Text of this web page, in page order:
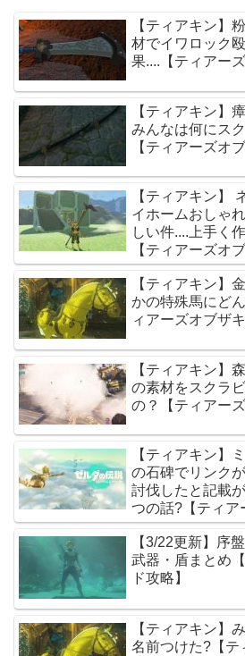
【ティアキン】
材でイワロック
果....【ティアー
【ティアキン】
みんなは何にス
【ティアーズオ
【ティアキン】
イホームおしゃ
しい件....上手く
【ティアーズオ
【ティアキン】
かの特殊馬にど
ィアーズオブザ
【ティアキン】
の素材をスクラ
の？【ティアー
【ティアキン】
の石碑でリンク
討伐したと記載
つの話?【ティア
ム】
【3/22更新】序
武器・盾まとめ
ド攻略】
【ティアキン】
名前つけた?【テ